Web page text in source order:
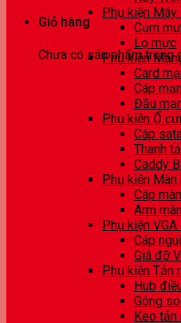
Giỏ hàng
Chưa có sản phẩm trong
Phụ kiện Máy
Cụm
Lọ mực
Phụ kiện
Card
Cáp
Đầu
Phụ kiện Ổ
Cáp
Thanh
Caddy
Phụ kiện Màn
Cáp
Arm
Phụ kiện
Cáp
Giá đỡ
Phụ kiện Tản
Hub
Gông
Keo tản